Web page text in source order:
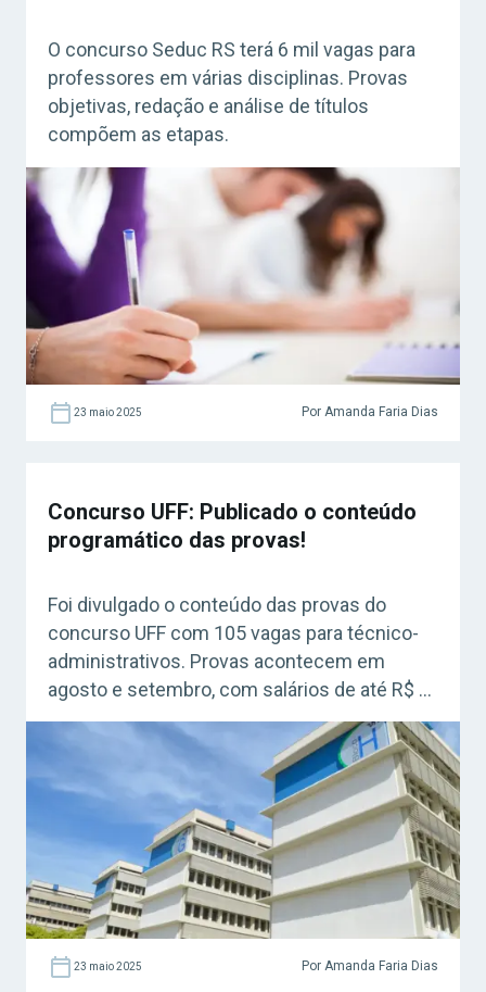
O concurso Seduc RS terá 6 mil vagas para
professores em várias disciplinas. Provas
objetivas, redação e análise de títulos
compõem as etapas.
23 maio 2025 Por Amanda Faria Dias
Concurso UFF: Publicado o conteúdo
programático das provas!
Foi divulgado o conteúdo das provas do
concurso UFF com 105 vagas para técnico-
administrativos. Provas acontecem em
agosto e setembro, com salários de até R$ 5.
mil.
23 maio 2025 Por Amanda Faria Dias